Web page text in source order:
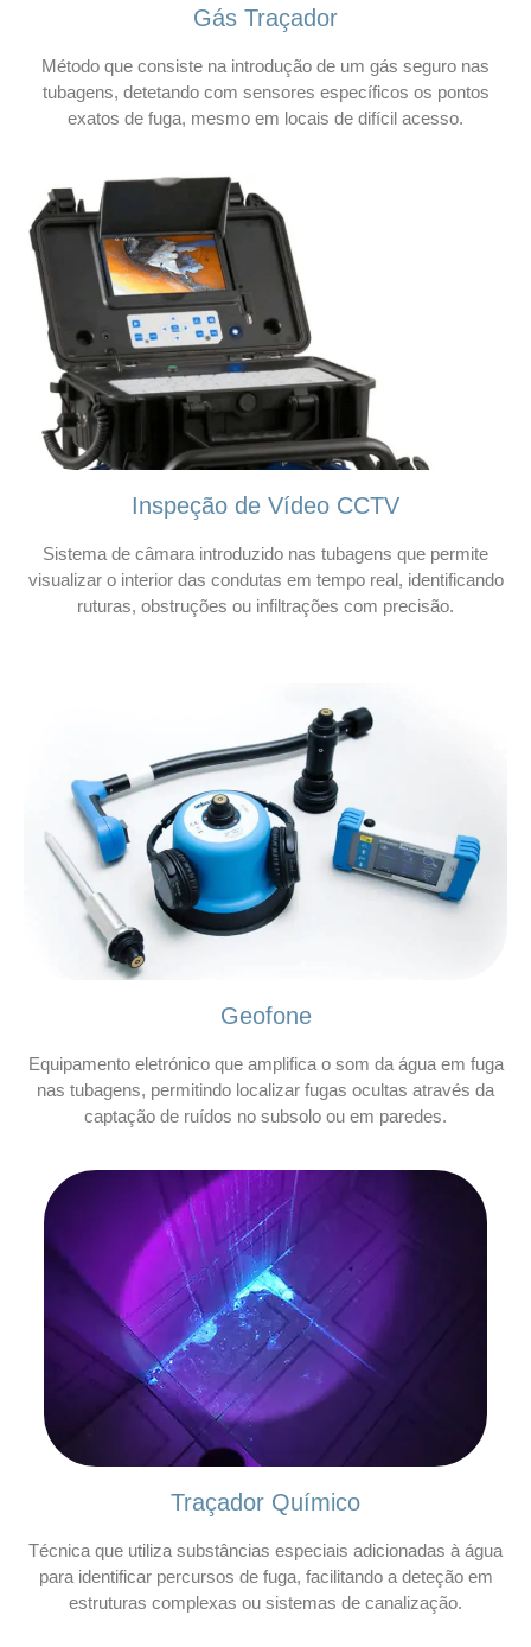
Gás Traçador
Método que consiste na introdução de um gás seguro nas
tubagens, detetando com sensores específicos os pontos
exatos de fuga, mesmo em locais de difícil acesso.
Inspeção de Vídeo CCTV
Sistema de câmara introduzido nas tubagens que permite
visualizar o interior das condutas em tempo real, identificando
ruturas, obstruções ou infiltrações com precisão.
Geofone
Equipamento eletrónico que amplifica o som da água em fuga
nas tubagens, permitindo localizar fugas ocultas através da
captação de ruídos no subsolo ou em paredes.
Traçador Químico
Técnica que utiliza substâncias especiais adicionadas à água
para identificar percursos de fuga, facilitando a deteção em
estruturas complexas ou sistemas de canalização.